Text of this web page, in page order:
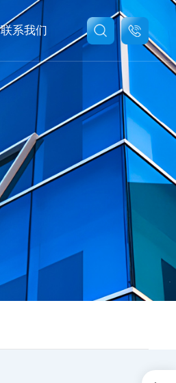
联系我们
联系我们
在线留言